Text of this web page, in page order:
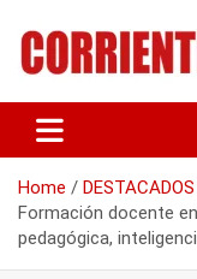
content
Home
DESTACADOS
Formación docente
pedagógica,